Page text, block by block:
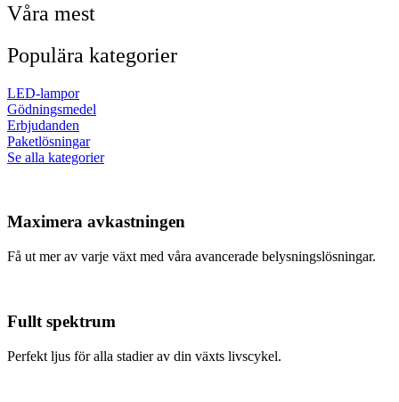
Våra mest
Populära kategorier
LED-lampor
Gödningsmedel
Erbjudanden
Paketlösningar
Se alla kategorier
Maximera avkastningen
Få ut mer av varje växt med våra avancerade belysningslösningar.
Fullt spektrum
Perfekt ljus för alla stadier av din växts livscykel.